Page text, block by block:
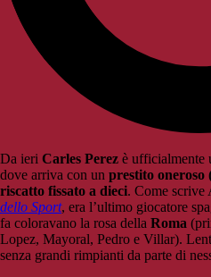
Da ieri Carles Perez è ufficialmente
dove arriva con un prestito
riscatto fissato a dieci. Come scrive
dello Sport, era l’ultimo giocatore
fa coloravano la rosa della Roma
Lopez, Mayoral, Pedro e Villar).
senza grandi rimpianti da parte di